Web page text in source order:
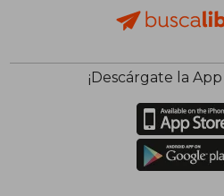
¡Descárgate la App